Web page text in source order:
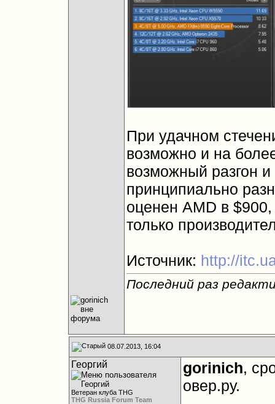
При удачном
возможно и на
возможный разгон
принципиально
оценен AMD в
только
Источник: http://
Последний раз
08.07.2013, 16:04
Георгий
Ветеран клуба THG
THG Russia Forum Team
gorinich,
овер.ру.